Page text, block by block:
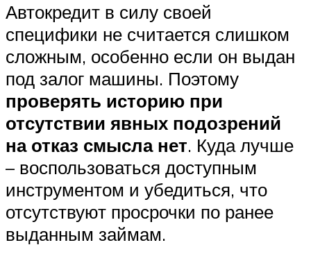
Автокредит в силу своей
специфики не считается слишком
сложным, особенно если он выдан
под залог машины. Поэтому
проверять историю при
отсутствии явных подозрений
на отказ смысла нет. Куда лучше
– воспользоваться доступным
инструментом и убедиться, что
отсутствуют просрочки по ранее
выданным займам.